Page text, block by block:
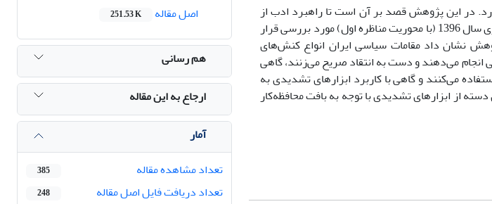
در این پژوهش قصد بر آن است تا راهبرد ادب از
منظر زبان­شناختی در گفتمان سیاسی ایران بررسی شود. بدین منظور مناظرات انتخابات ریاست جمهوری سال 1396 (با محوریت مناظره اول) مورد بررسی قرار
(1987) استفاده شده است. نتایج پژوهش نشان داد مقامات سیاسی ایران انواع کنش‌های
انجام می‌دهند و دست به انتقاد صریح می‌زنند، گاهی
می‌کنند و گاهی با کاربرد ابزارهای تشدیدی به
از ابزارهای تشدیدی با توجه به بافت محافظه‌کار
اصل مقاله
251.53 K
هم رسانی
ارجاع به این مقاله
آمار
تعداد مشاهده مقاله
385
تعداد دریافت فایل اصل مقاله 248